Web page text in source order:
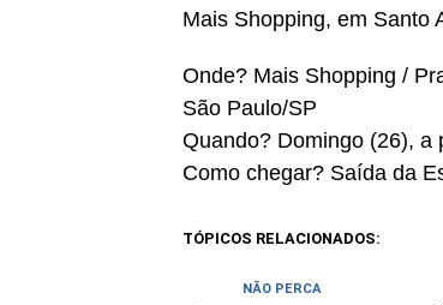
Mais Shopping, em Santo
Onde? Mais Shopping /
São Paulo/SP
Quando? Domingo (26), a
Como chegar? Saída da
TÓPICOS RELACIONADOS:
NÃO PERCA